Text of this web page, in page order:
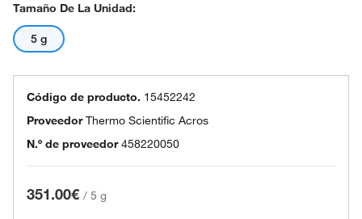
Tamaño De La Unidad:
5 g
Código de producto. 15452242
ProveedorThermo Scientific Acros
N.º de proveedor 458220050
351.00€ / 5 g